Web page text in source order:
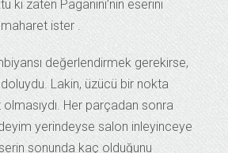
ki zaten Paganini’nin eserini
ister .
değerlendirmek gerekirse,
Lakin, üzücü bir nokta
olmasıydı. Her parçadan sonra
yerindeyse salon inleyinceye
sonunda kaç olduğunu